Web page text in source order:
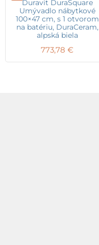
Duravit DuraSquare
Umývadlo nábytkové
100×47 cm, s 1 otvorom
na batériu, DuraCeram,
alpská biela
773,78 €